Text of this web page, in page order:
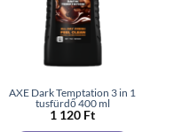
AXE Dark Temptation 3 in 1
tusfürdő 400 ml
1 120 Ft